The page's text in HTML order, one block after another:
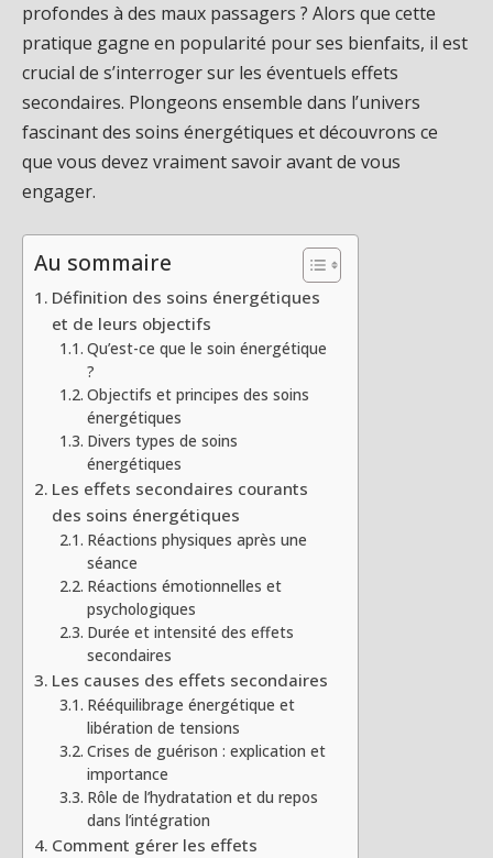
profondes à des maux passagers ? Alors que cette
pratique gagne en popularité pour ses bienfaits, il est
crucial de s’interroger sur les éventuels effets
secondaires. Plongeons ensemble dans l’univers
fascinant des soins énergétiques et découvrons ce
que vous devez vraiment savoir avant de vous
engager.
Au sommaire
Définition des soins énergétiques
et de leurs objectifs
Qu’est-ce que le soin énergétique
?
Objectifs et principes des soins
énergétiques
Divers types de soins
énergétiques
Les effets secondaires courants
des soins énergétiques
Réactions physiques après une
séance
Réactions émotionnelles et
psychologiques
Durée et intensité des effets
secondaires
Les causes des effets secondaires
Rééquilibrage énergétique et
libération de tensions
Crises de guérison : explication et
importance
Rôle de l’hydratation et du repos
dans l’intégration
Comment gérer les effets